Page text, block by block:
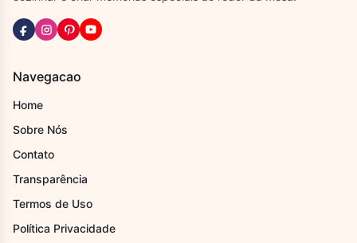
Navegacao
Home
Sobre Nós
Contato
Transparência
Termos de Uso
Política Privacidade